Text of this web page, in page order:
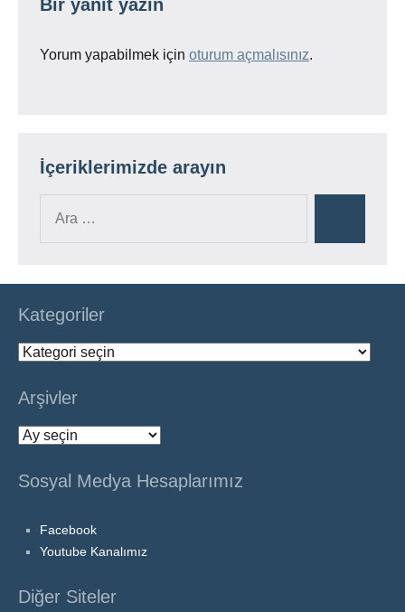
Bir yanıt yazın
Yorum yapabilmek için oturum açmalısınız.
İçeriklerimizde arayın
Kategoriler
Kategoriler
Arşivler
Arşivler
Sosyal Medya Hesaplarımız
Facebook
Youtube Kanalımız
Diğer Siteler